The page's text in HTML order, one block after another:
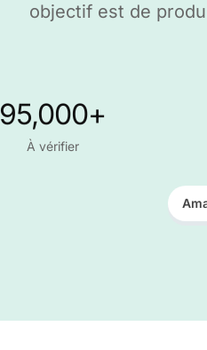
objectif est de
95,000+
À vérifier